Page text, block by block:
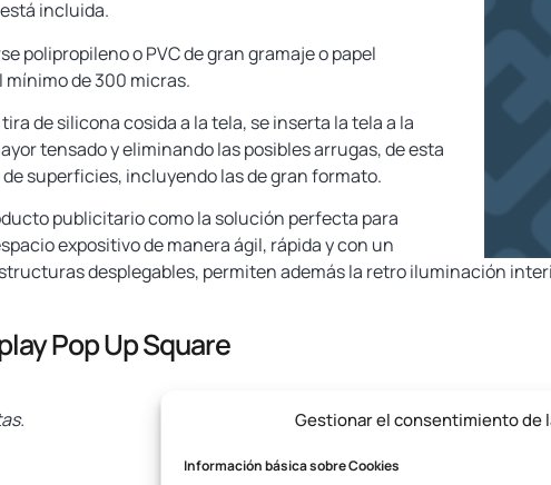
Gestionar el consentimiento de
Información básica sobre Cookies
incluida.
polipropileno o PVC de gran gramaje o papel
de 300 micras.
de silicona cosida a la tela, se inserta la tela a la
tensado y eliminando las posibles arrugas, de esta
superficies, incluyendo las de gran formato.
publicitario como la solución perfecta para
expositivo de manera ágil, rápida y con un
desplegables, permiten además la retro iluminación
Pop Up Square